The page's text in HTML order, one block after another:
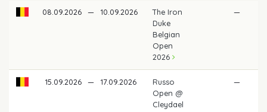
08.09.2026 — 10.09.2026
The Iron
Duke
Belgian
Open
2026
—
15.09.2026 — 17.09.2026
Russo
Open @
Cleydael
—